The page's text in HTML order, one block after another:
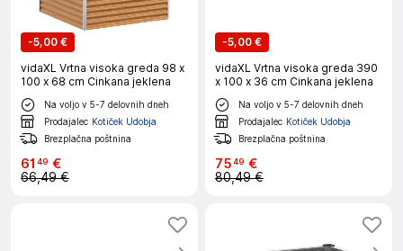
-5,00 €
vidaXL Vrtna visoka greda 98 x
100 x 68 cm Cinkana jeklena
Na voljo v 5-7 delovnih dneh
Prodajalec Kotiček Udobja
Brezplačna poštnina
61 49 €
66,49 €
-5,00 €
vidaXL Vrtna visoka greda 390
x 100 x 36 cm Cinkana jeklena
Na voljo v 5-7 delovnih dneh
Prodajalec Kotiček Udobja
Brezplačna poštnina
7549 €
80,49 €